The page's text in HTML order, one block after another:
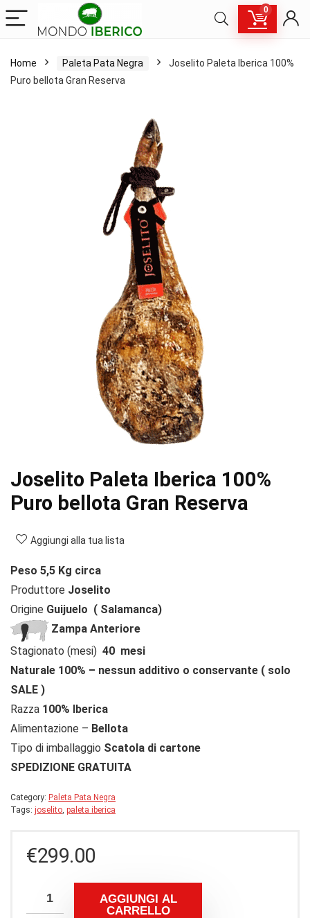
0
Home Paleta Pata Negra
Joselito Paleta Iberica 100%
Puro bellota Gran Reserva
Joselito Paleta Iberica 100%
Puro bellota Gran Reserva
Aggiungi alla tua lista
Peso 5,5 Kg circa
Produttore Joselito
Origine Guijuelo ( Salamanca)
Zampa Anteriore
Stagionato (mesi) 40 mesi
Naturale 100% – nessun additivo o conservante ( solo
SALE )
Razza 100% Iberica
Alimentazione – Bellota
Tipo di imballaggio Scatola di cartone
SPEDIZIONE GRATUITA
Category: Paleta Pata Negra
Tags: joselito, paleta iberica
€299.00
AGGIUNGI AL
CARRELLO